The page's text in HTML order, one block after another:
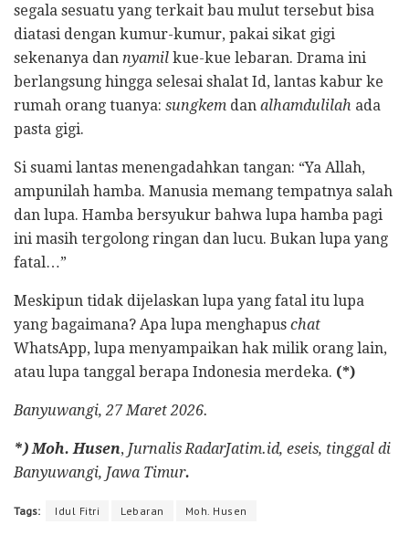
segala sesuatu yang terkait bau mulut tersebut bisa
diatasi dengan kumur-kumur, pakai sikat gigi
sekenanya dan nyamil kue-kue lebaran. Drama ini
berlangsung hingga selesai shalat Id, lantas kabur ke
rumah orang tuanya: sungkem dan alhamdulilah ada
pasta gigi.
Si suami lantas menengadahkan tangan: “Ya Allah,
ampunilah hamba. Manusia memang tempatnya salah
dan lupa. Hamba bersyukur bahwa lupa hamba pagi
ini masih tergolong ringan dan lucu. Bukan lupa yang
fatal…”
Meskipun tidak dijelaskan lupa yang fatal itu lupa
yang bagaimana? Apa lupa menghapus chat
WhatsApp, lupa menyampaikan hak milik orang lain,
atau lupa tanggal berapa Indonesia merdeka. (*)
Banyuwangi, 27 Maret 2026.
*)Moh. Husen, Jurnalis RadarJatim.id, eseis, tinggal di
Banyuwangi, Jawa Timur.
Tags: Idul Fitri Lebaran Moh. Husen